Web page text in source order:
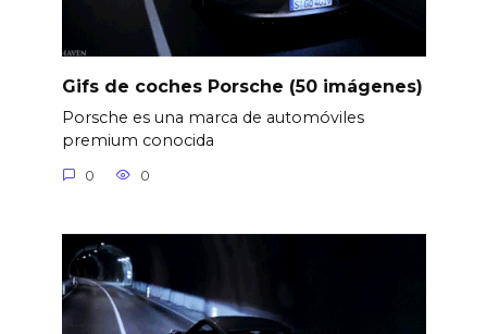
Gifs de coches Porsche (50 imágenes)
Porsche es una marca de automóviles
premium conocida
0 0